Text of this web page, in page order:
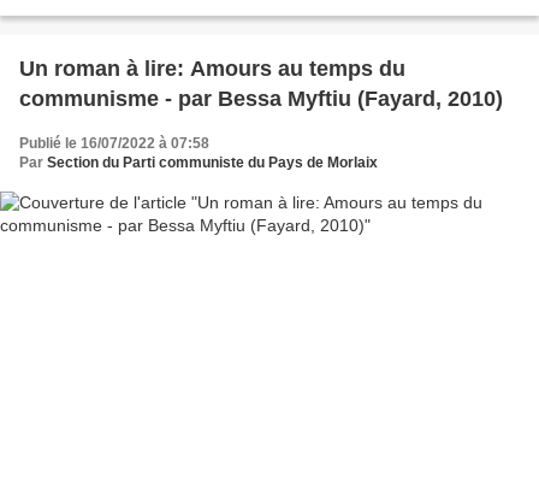
Un roman à lire: Amours au temps du
communisme - par Bessa Myftiu (Fayard, 2010)
Publié le 16/07/2022 à 07:58
Par Section du Parti communiste du Pays de Morlaix